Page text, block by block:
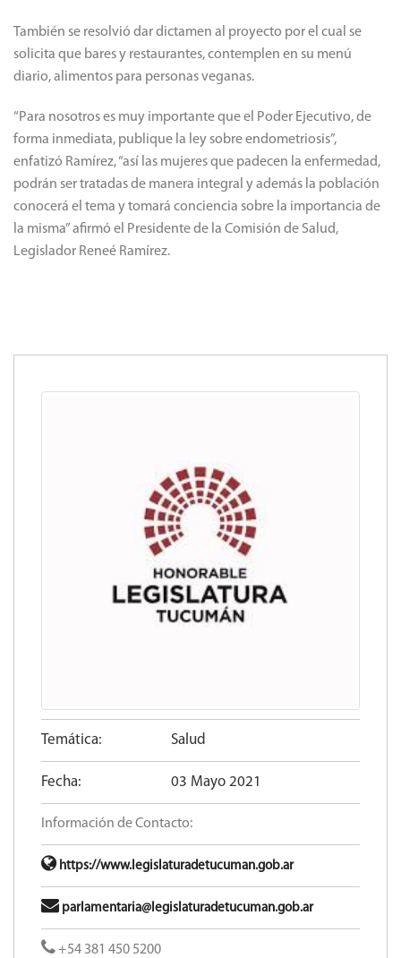
También se resolvió dar dictamen al proyecto por el cual se
solicita que bares y restaurantes, contemplen en su menú
diario, alimentos para personas veganas.
“Para nosotros es muy importante que el Poder Ejecutivo, de
forma inmediata, publique la ley sobre endometriosis”,
enfatizó Ramírez, “así las mujeres que padecen la enfermedad,
podrán ser tratadas de manera integral y además la población
conocerá el tema y tomará conciencia sobre la importancia de
la misma” afirmó el Presidente de la Comisión de Salud,
Legislador Reneé Ramírez.
Temática: Salud
Fecha: 03 Mayo 2021
Información de Contacto:
https://www.legislaturadetucuman.gob.ar
parlamentaria@legislaturadetucuman.gob.ar
+54 381 450 5200